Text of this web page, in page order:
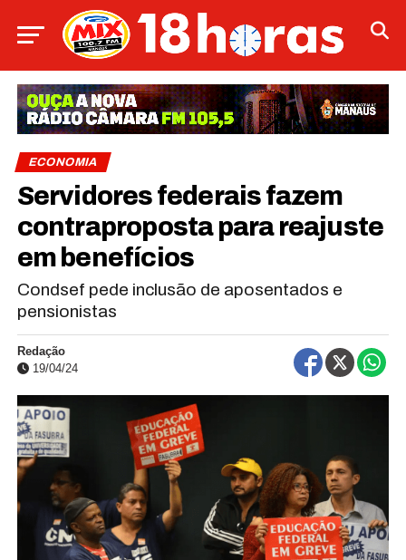
ECONOMIA
Servidores federais fazem
contraproposta para reajuste
em benefícios
Condsef pede inclusão de aposentados e
pensionistas
Redação
19/04/24